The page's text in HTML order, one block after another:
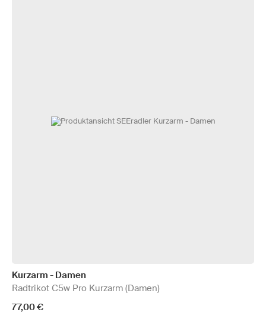
Kurzarm - Damen
Radtrikot C5w Pro Kurzarm (Damen)
77,00 €